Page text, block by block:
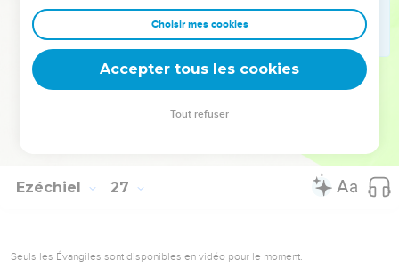
profondeurs de la terre, pareille à des ruines éternelles, avec
ceux qui descendent dans la tombe. Ainsi, tu ne seras plus
habitée, tandis que je distribuerai la beauté dans le pays des
vivants.
Ce que je ferai de toi sera affreux. Tu n’existeras plus. On
Ezéchiel 27
Seuls les Évangiles sont disponibles en vidéo pour le moment.
Choisir mes cookies
Accepter tous les cookies
Tout refuser